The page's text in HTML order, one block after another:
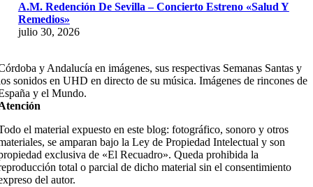
A.M. Redención De Sevilla – Concierto Estreno «Salud Y
Remedios»
julio 30, 2026
y Andalucía en imágenes, sus respectivas Semanas Santas y
sonidos en UHD en directo de su música. Imágenes de rincones de
y el Mundo.
el material expuesto en este blog: fotográfico, sonoro y otros
se amparan bajo la Ley de Propiedad Intelectual y son
exclusiva de «El Recuadro». Queda prohibida la
total o parcial de dicho material sin el consentimiento
del autor.